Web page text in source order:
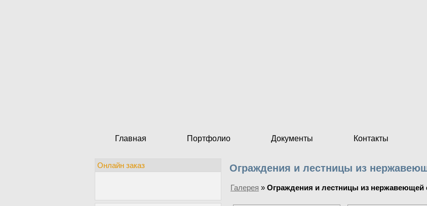
Главная Портфолио Документы Контакты
Онлайн заказ Ограждения и лестницы из
Галерея » Ограждения и лестницы из нержавеющей